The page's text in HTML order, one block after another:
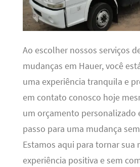
Ao escolher nossos serviços
mudanças em Hauer, você
uma experiência tranquila e
em contato conosco hoje
um orçamento personalizado
passo para uma mudança
Estamos aqui para tornar sua
experiência positiva e sem